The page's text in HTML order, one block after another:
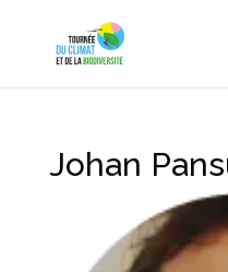
Johan